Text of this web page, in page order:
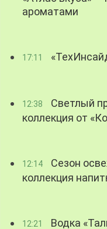
ароматами
17:11
12:38
Светлый
коллекция от
12:14
Сезон
коллекция
12:21 Водка